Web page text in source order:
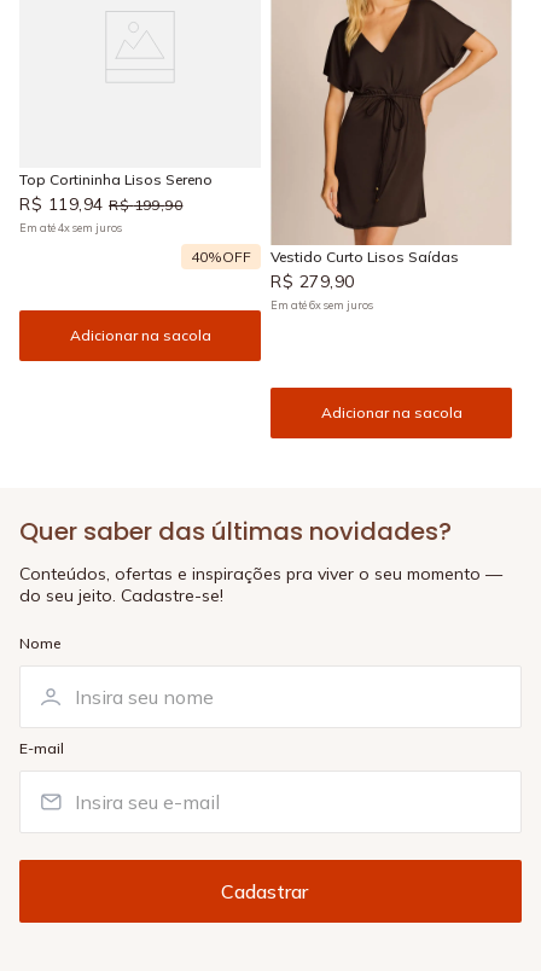
Top Cortininha Lisos Sereno
R$ 119,94 R$ 199,90
Em até4xsem juros
40%OFF
Adicionar na sacola
Vestido Curto Lisos Saídas
R$ 279,90
Em até6xsem juros
Adicionar na sacola
Quer saber das últimas novidades?
Conteúdos, ofertas e inspirações pra viver o seu momento —
do seu jeito. Cadastre-se!
Nome
E-mail